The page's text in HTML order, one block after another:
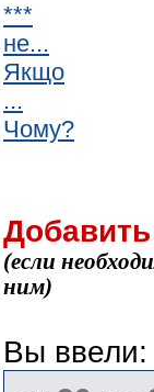
***
не...
Якщо
...
Чому?
(если
ним)
Вы